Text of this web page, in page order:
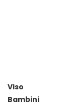
Viso
Bambini